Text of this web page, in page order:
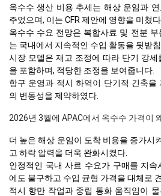
옥수수 생산 비용 추세는 해상 운임과
주었으며, 이는 CFR 제안에 영향을 미쳤다.
옥수수 수요 전망은 복합사료 및 전분
는 국내에서 지속적인 수입 활동을 뒷받
시장 모델은 재고 조정에 따라 단기 강
을 포함하며, 적당한 조정을 보여줍니다.
항구 운영과 적시 하역이 단기적 긴축을
의 변동성을 제약하였다.
2026년 3월에 APAC에서 옥수수 가격이
더 높은 해상 운임이 도착 비용을 증가시
고 하락 압력을 더욱 완화시켰다.
안정적인 국내 사료 수요가 구매를 지속
에도 불구하고 수입 균형 가격을 대체로
적시 항만 작업과 중립 통화 움직임이